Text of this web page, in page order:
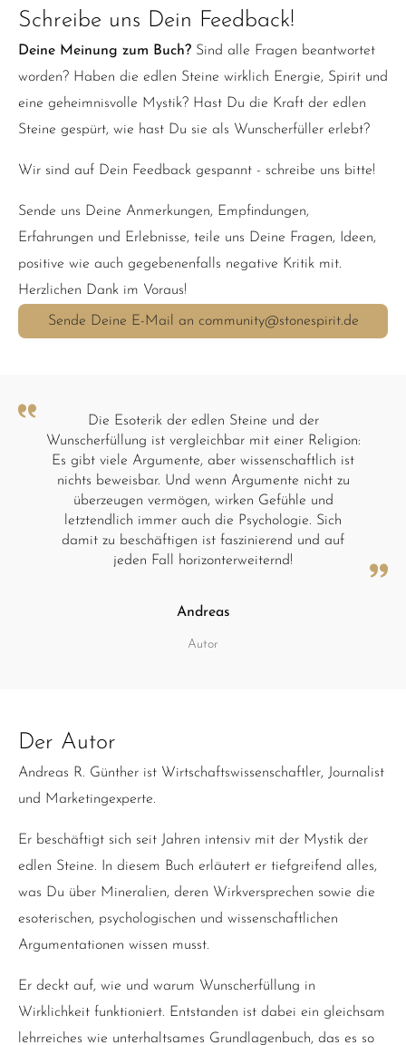
Schreibe uns Dein Feedback!
Deine Meinung zum Buch? Sind alle Fragen beantwortet
worden? Haben die edlen Steine wirklich Energie, Spirit und
eine geheimnisvolle Mystik? Hast Du die Kraft der edlen
Steine gespürt, wie hast Du sie als Wunscherfüller erlebt?
Wir sind auf Dein Feedback gespannt - schreibe uns bitte!
Sende uns Deine Anmerkungen, Empfindungen,
Erfahrungen und Erlebnisse, teile uns Deine Fragen, Ideen,
positive wie auch gegebenenfalls negative Kritik mit.
Herzlichen Dank im Voraus!
Sende Deine E-Mail an community@stonespirit.de
Die Esoterik der edlen Steine und der
Wunscherfüllung ist vergleichbar mit einer Religion:
Es gibt viele Argumente, aber wissenschaftlich ist
nichts beweisbar. Und wenn Argumente nicht zu
überzeugen vermögen, wirken Gefühle und
letztendlich immer auch die Psychologie. Sich
damit zu beschäftigen ist faszinierend und auf
jeden Fall horizonterweiternd!
Andreas
Autor
Der Autor
Andreas R. Günther ist Wirtschaftswissenschaftler, Journalist
und Marketingexperte.
Er beschäftigt sich seit Jahren intensiv mit der Mystik der
edlen Steine. In diesem Buch erläutert er tiefgreifend alles,
was Du über Mineralien, deren Wirkversprechen sowie die
esoterischen, psychologischen und wissenschaftlichen
Argumentationen wissen musst.
Er deckt auf, wie und warum Wunscherfüllung in
Wirklichkeit funktioniert. Entstanden ist dabei ein gleichsam
lehrreiches wie unterhaltsames Grundlagenbuch, das es so